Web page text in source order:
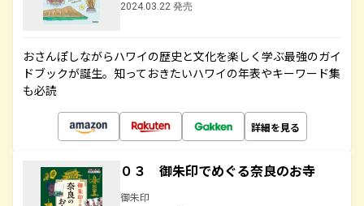
2024.03.22 発売
おさんぽしながらハワイの歴史と文化を楽しく学ぶ最強のガイ
ドブックが誕生。知っておきたいハワイの年表やキーワード集
も必読
詳細を見る
０３ 御朱印でめぐる奈良のお寺
御朱印